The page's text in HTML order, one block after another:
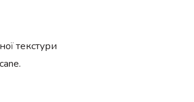
текстури